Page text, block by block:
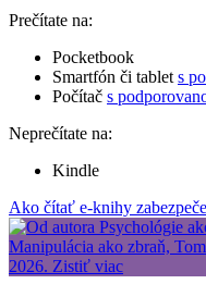
Prečítate na:
Pocketbook
Smartfón či tablet s
Počítač s
Neprečítate na:
Kindle
Ako čítať e-knihy